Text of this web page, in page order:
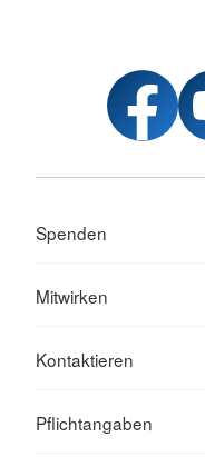
Spenden
Mitwirken
Kontaktieren
Pflichtangaben